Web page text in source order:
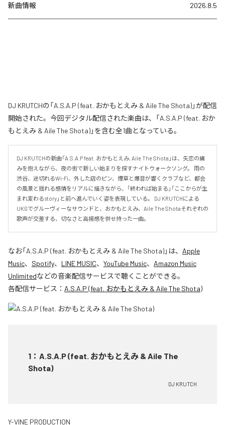
新曲情報 2026.8.5
DJ KRUTCHの「A.S.A.P (feat. おかもとえみ & Aile The Shota)」が配信
開始された。今回デジタル配信された楽曲は、「A.S.A.P (feat. おか
もとえみ & Aile The Shota)」を含む全1曲となっている。
DJ KRUTCHの新曲「A.S.A.P feat. おかもとえみ, Aile The Shota」は、失恋の痛
みを抱えながら、夜の街で新しい始まりを探すナイトウォークソング。 雨の
渋谷、途切れるWi-Fi、外した店のピン、煙草と爆音が響くクラブなど、都会
の風景と揺れる感情をリアルに描きながら、「終われば始まる」「ここからが生
まれ変わるstory」と前へ進んでいく姿を表現している。 DJ KRUTCHによる
UKGでグルーヴィーなサウンドと、おかもとえみ、Aile The Shotaそれぞれの
歌声が交差する、切なさと高揚感を併せ持った一曲。
なお「A.S.A.P (feat. おかもとえみ & Aile The Shota)」は、 Apple
Music、 Spotify、 LINE MUSIC、 YouTube Music、 Amazon Music
Unlimitedなどの音楽配信サービスで聴くことができる。
各配信サービス： A.S.A.P (feat. おかもとえみ & Aile The Shota)
1 ： A.S.A.P (feat. おかもとえみ & Aile The
Shota)
DJ KRUTCH
Y-VINE PRODUCTION